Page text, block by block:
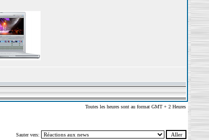
Toutes les heures sont au format GMT + 2 Heures
Sauter vers: